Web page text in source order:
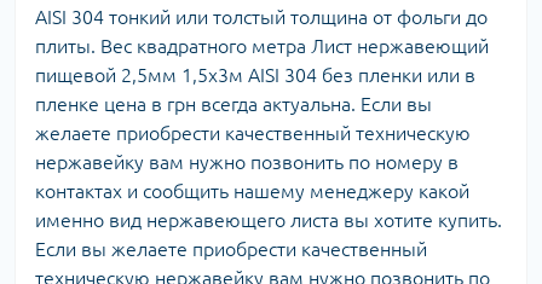
AISI 304 тонкий или толстый толщина от фольги до
плиты. Вес квадратного метра Лист нержавеющий
пищевой 2,5мм 1,5х3м AISI 304 без пленки или в
пленке цена в грн всегда актуальна. Если вы
желаете приобрести качественный техническую
нержавейку вам нужно позвонить по номеру в
контактах и сообщить нашему менеджеру какой
именно вид нержавеющего листа вы хотите купить.
Если вы желаете приобрести качественный
техническую нержавейку вам нужно позвонить по